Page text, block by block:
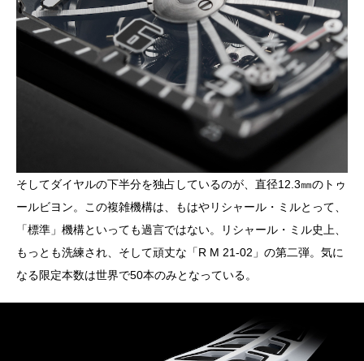
そしてダイヤルの下半分を独占しているのが、直径12.3㎜のトゥ
ールビヨン。この複雑機構は、もはやリシャール・ミルとって、
「標準」機構といっても過言ではない。リシャール・ミル史上、
もっとも洗練され、そして頑丈な「R M 21-02」の第二弾。気に
なる限定本数は世界で50本のみとなっている。